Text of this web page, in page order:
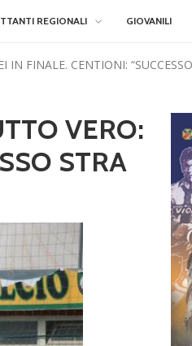
REGIONALI GIOVANILI
IN FINALE. CENTIONI:
VERO:
STRA